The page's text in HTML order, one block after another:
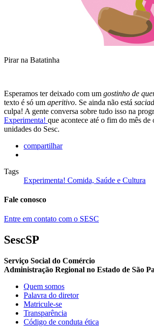
Pirar na Batatinha
Esperamos ter deixado com um gostinho de
texto é só um aperitivo. Se ainda não está
culpa! A gente conversa sobre tudo isso na
Experimenta! que acontece até o fim do mês de
unidades do Sesc.
compartilhar
Tags
Experimenta! Comida, Saúde e Cultura
Fale conosco
Entre em contato com o SESC
SescSP
Serviço Social do Comércio
Administração Regional no Estado de São
Quem somos
Palavra do diretor
Matricule-se
Transparência
Código de conduta ética